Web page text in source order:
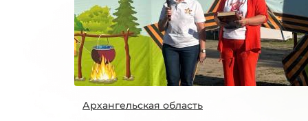
Архангельская область